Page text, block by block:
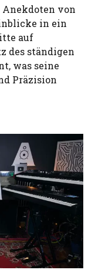
von
in ein
auf
des ständigen
was seine
Präzision